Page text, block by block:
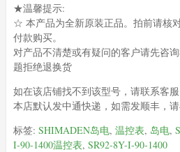
★温馨提示:
☆ 本产品为全新原装正品。拍前请核
付款购买。
对产品不清楚或有疑问的客户请先咨
题拒绝退换货
如在该店铺找不到该型号，请联系客服
本店默认发中通快递，如需发顺丰，请
标签: SHIMADEN岛电, 温控表, 岛电,
I-90-1400温控表, SR92-8Y-I-90-1400